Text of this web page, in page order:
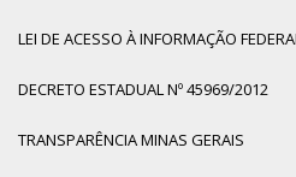
LEI DE ACESSO À INFORMAÇÃO FEDERAL
DECRETO ESTADUAL Nº 45969/2012
TRANSPARÊNCIA MINAS GERAIS